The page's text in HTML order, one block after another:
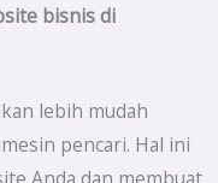
bisnis di
lebih mudah
pencari. Hal ini